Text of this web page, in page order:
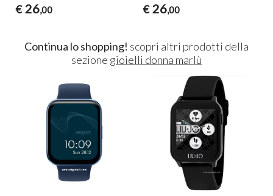
€ 26,00
€ 26,00
Continua lo shopping! scopri altri prodotti della
sezione gioielli donna marlù